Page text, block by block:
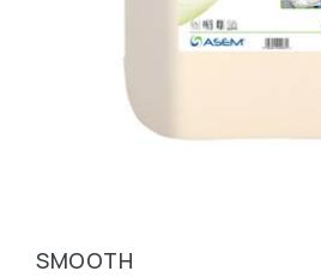
SMOOTH